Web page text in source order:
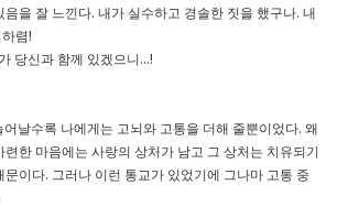
음을 잘 느낀다.내가 실수하고 경솔한 짓을 했구나.내
렴!
당신과 함께 있겠으니 ...!
어날수록 나에게는 고뇌와 고통을 더해 줄뿐이었다.왜
한 마음에는 사랑의 상처가 남고 그 상처는 치유되기
문이다. 그러나 이런 통교가 있었기에 그나마 고통 중